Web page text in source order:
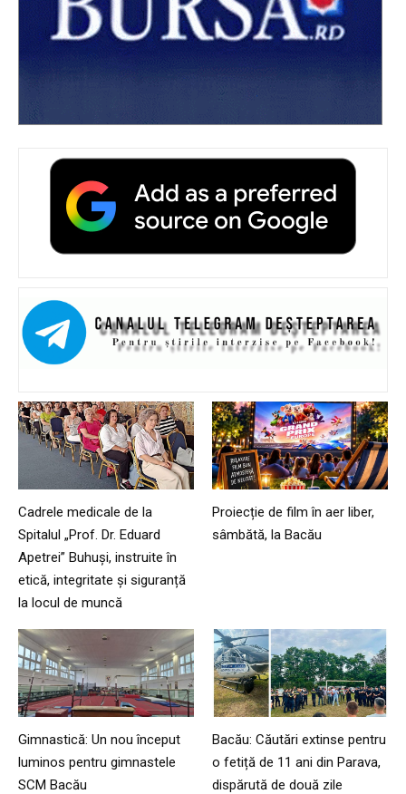
Cadrele medicale de la
Spitalul „Prof. Dr. Eduard
Apetrei” Buhuși, instruite în
etică, integritate și siguranță
la locul de muncă
Proiecție de film în aer liber,
sâmbătă, la Bacău
Gimnastică: Un nou început
luminos pentru gimnastele
SCM Bacău
Bacău: Căutări extinse pentru
o fetiță de 11 ani din Parava,
dispărută de două zile